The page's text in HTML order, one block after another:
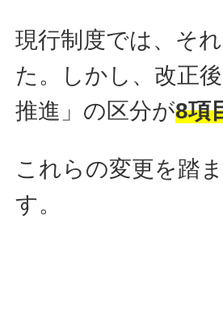
現行制度では、そ
た。しかし、改正
推進」の区分が8項
これらの変更を踏
す。